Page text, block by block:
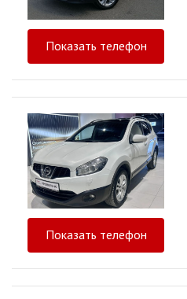
Показать телефон
Показать телефон